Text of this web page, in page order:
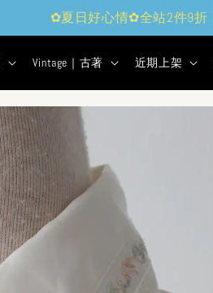
✿夏日好心情✿全站2件9折
Vintage｜古著 近期上架